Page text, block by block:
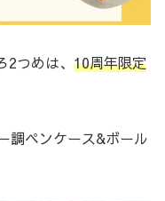
つめは、 10周年限定
調ペンケース&ボール